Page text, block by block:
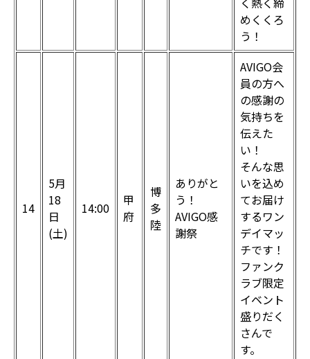
めくくろ
う！
14
5月
18
日
(土)
14:00
甲
府
博
多
陸
ありがと
う！
AVIGO感
謝祭
AVIGO会
員の方へ
の感謝の
気持ちを
伝えた
い！
そんな思
いを込め
てお届け
するワン
デイマッ
チです！
ファンク
ラブ限定
イベント
盛りだく
さんで
す。